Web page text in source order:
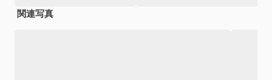
関連写真